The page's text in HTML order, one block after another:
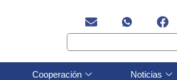
Cooperación Noticias